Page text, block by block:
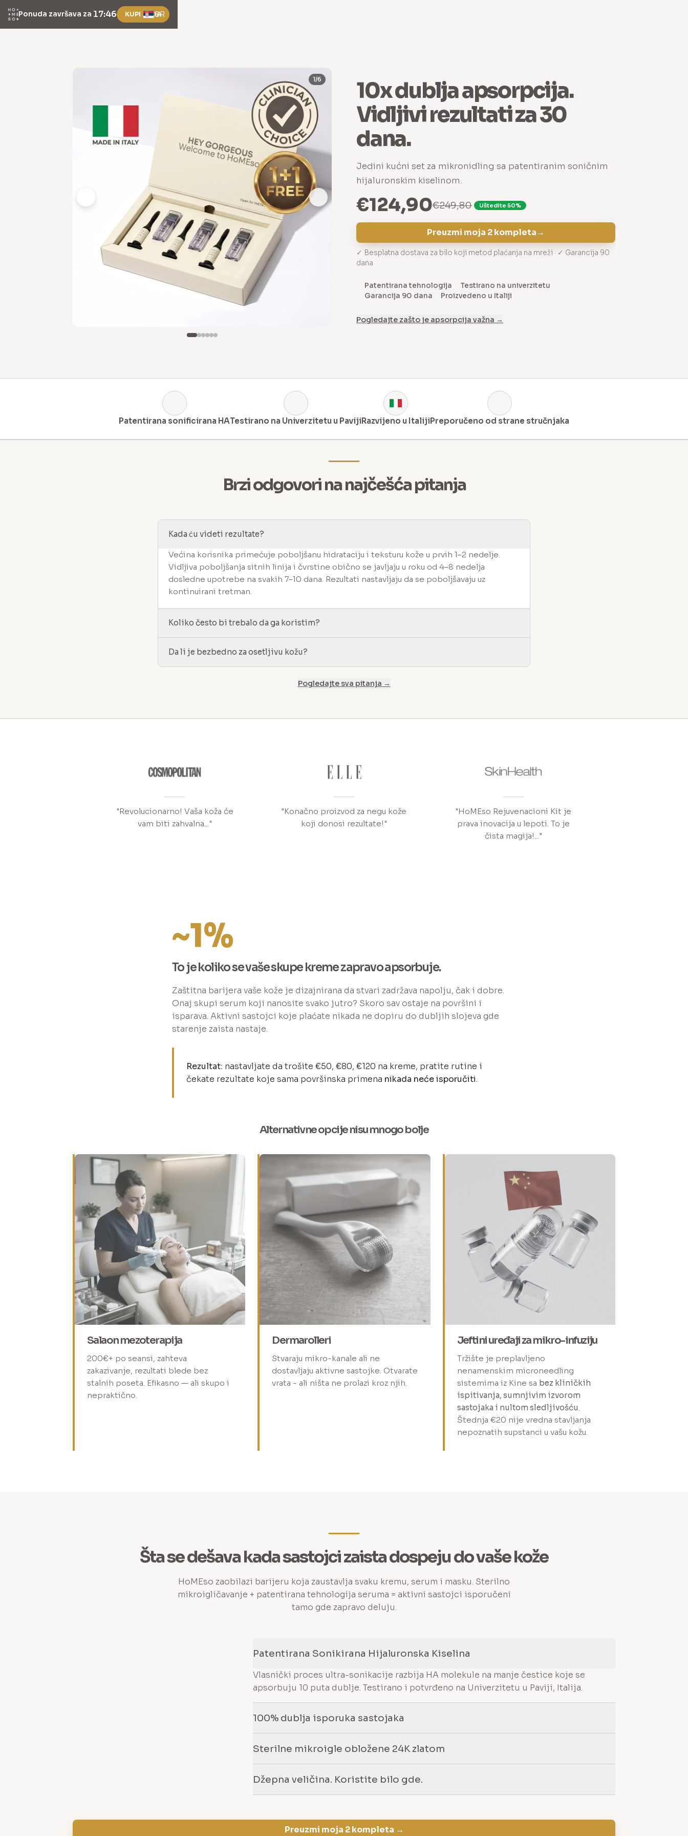
SR
Ponuda završava za 17:46 KUPI SADA
1/6
10x dublja apsorpcija.
Vidljivi rezultati za 30
dana.
Jedini kućni set za mikronidling sa patentiranim soničnim
hijaluronskim kiselinom.
€124,90€249,80 Uštedite 50%
Preuzmi moja 2 kompleta→
✓ Besplatna dostava za bilo koji metod plaćanja na mreži · ✓ Garancija 90
dana
Patentirana tehnologija
Testirano na univerzitetu
Garancija 90 dana
Proizvedeno u Italiji
Pogledajte zašto je apsorpcija važna →
Patentirana sonificirana HATestirano na Univerzitetu u PavijiRazvijeno u ItalijiPreporučeno od strane stručnjaka
Brzi odgovori na najčešća pitanja
Kada ću videti rezultate?
Većina korisnika primećuje poboljšanu hidrataciju i teksturu kože u prvih 1–2 nedelje.
Vidljiva poboljšanja sitnih linija i čvrstine obično se javljaju u roku od 4–8 nedelja
dosledne upotrebe na svakih 7–10 dana. Rezultati nastavljaju da se poboljšavaju uz
kontinuirani tretman.
Koliko često bi trebalo da ga koristim?
Da li je bezbedno za osetljivu kožu?
Pogledajte sva pitanja →
"Revolucionarno! Vaša koža će
vam biti zahvalna..."
"Konačno proizvod za negu kože
koji donosi rezultate!"
"HoMEso Rejuvenacioni Kit je
prava inovacija u lepoti. To je
čista magija!..."
~1%
To je koliko se vaše skupe kreme zapravo apsorbuje.
Zaštitna barijera vaše kože je dizajnirana da stvari zadržava napolju, čak i dobre.
Onaj skupi serum koji nanosite svako jutro? Skoro sav ostaje na površini i
isparava. Aktivni sastojci koje plaćate nikada ne dopiru do dubljih slojeva gde
starenje zaista nastaje.
Rezultat: nastavljate da trošite €50, €80, €120 na kreme, pratite rutine i
čekate rezultate koje sama površinska primena nikada neće isporučiti.
Alternativne opcije nisu mnogo bolje
Salaon mezoterapija
200€+ po seansi, zahteva
zakazivanje, rezultati blede bez
stalnih poseta. Efikasno — ali skupo i
nepraktično.
Dermarolleri
Stvaraju mikro-kanale ali ne
dostavljaju aktivne sastojke. Otvarate
vrata - ali ništa ne prolazi kroz njih.
Jeftini uređaji za mikro-infuziju
Tržište je preplavljeno
nenamenskim microneedling
sistemima iz Kine sa bez kliničkih
ispitivanja, sumnjivim izvorom
sastojaka i nultom sledljivošću.
Štednja €20 nije vredna stavljanja
nepoznatih supstanci u vašu kožu.
Šta se dešava kada sastojci zaista dospeju do vaše kože
HoMEso zaobilazi barijeru koja zaustavlja svaku kremu, serum i masku. Sterilno
mikroigličavanje + patentirana tehnologija seruma = aktivni sastojci isporučeni
tamo gde zapravo deluju.
Patentirana Sonikirana Hijaluronska Kiselina
Vlasnički proces ultra-sonikacije razbija HA molekule na manje čestice koje se
apsorbuju 10 puta dublje. Testirano i potvrđeno na Univerzitetu u Paviji, Italija.
100% dublja isporuka sastojaka
Sterilne mikroigle obložene 24K zlatom
Džepna veličina. Koristite bilo gde.
Preuzmi moja 2 kompleta →